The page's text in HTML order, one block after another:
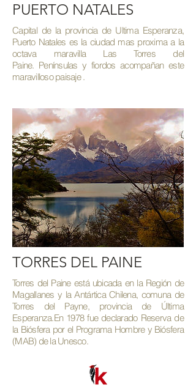
PUERTO NATALES
Capital de la provincia de Ultima Esperanza,
Puerto Natales es la ciudad mas proxima a la
octava maravilla Las Torres del
Paine. Penínsulas y fiordos acompañan este
maravilloso paisaje .
TORRES DEL PAINE
Torres del Paine está ubicada en la Región de
Magallanes y la Antártica Chilena, comuna de
Torres del Payne, provincia de Última
Esperanza.En 1978 fue declarado Reserva de
la Biósfera por el Programa Hombre y Biósfera
(MAB) de la Unesco.